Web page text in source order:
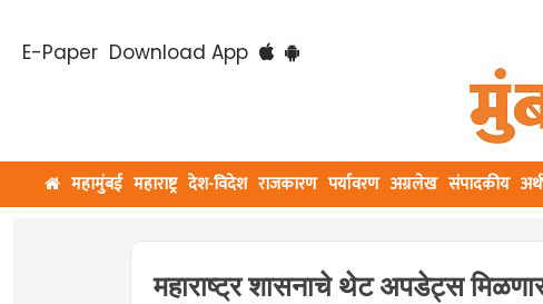
E-Paper Download App
महामुंबई महाराष्ट्र देश-विदेश राजकारण पर्यावरण अग्रलेख संपादकीय
महाराष्ट्र शासनाचे थेट अपडेट्स